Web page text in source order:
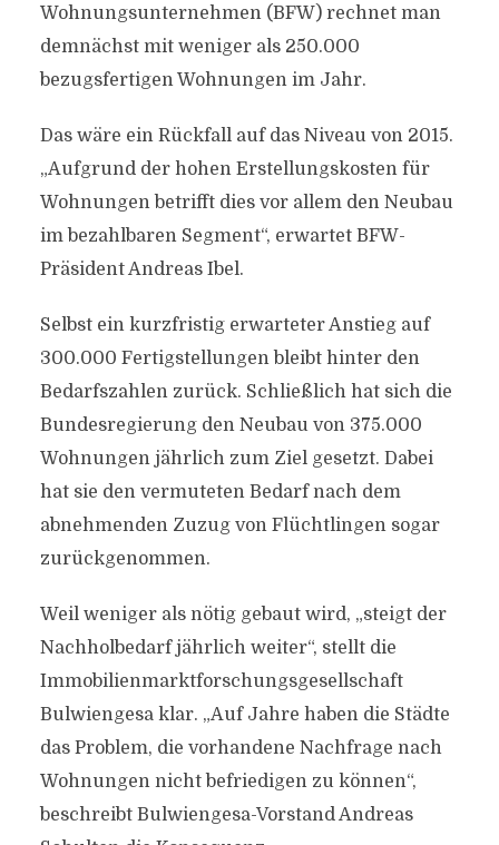
Wohnungsunternehmen (BFW) rechnet man
demnächst mit weniger als 250.000
bezugsfertigen Wohnungen im Jahr.
Das wäre ein Rückfall auf das Niveau von 2015.
„Aufgrund der hohen Erstellungskosten für
Wohnungen betrifft dies vor allem den Neubau
im bezahlbaren Segment“, erwartet BFW-
Präsident Andreas Ibel.
Selbst ein kurzfristig erwarteter Anstieg auf
300.000 Fertigstellungen bleibt hinter den
Bedarfszahlen zurück. Schließlich hat sich die
Bundesregierung den Neubau von 375.000
Wohnungen jährlich zum Ziel gesetzt. Dabei
hat sie den vermuteten Bedarf nach dem
abnehmenden Zuzug von Flüchtlingen sogar
zurückgenommen.
Weil weniger als nötig gebaut wird, „steigt der
Nachholbedarf jährlich weiter“, stellt die
Immobilienmarktforschungsgesellschaft
Bulwiengesa klar. „Auf Jahre haben die Städte
das Problem, die vorhandene Nachfrage nach
Wohnungen nicht befriedigen zu können“,
beschreibt Bulwiengesa-Vorstand Andreas